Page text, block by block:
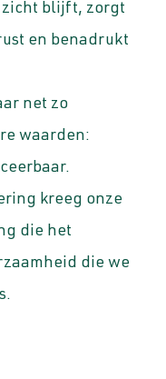
zicht blijft, zorgt
en benadrukt
net zo
waarden:
kreeg onze
die het
die we